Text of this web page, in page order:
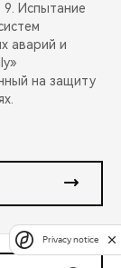
Испытание
аварий и
на защиту
Privacy notice